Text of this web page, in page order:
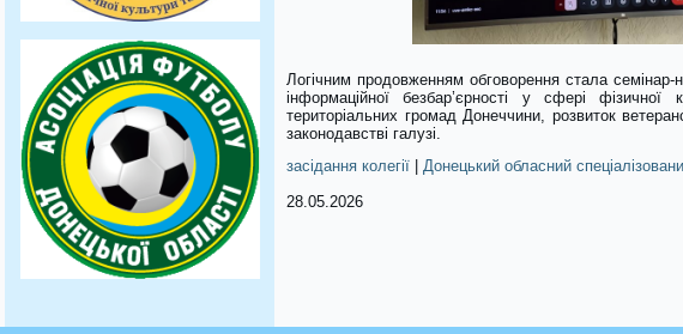
Логічним продовженням обговорення стала семінар-
інформаційної безбар’єрності у сфері
територіальних громад Донеччини, розвиток
законодавстві галузі.
засідання колегії
Донецький обласний
28.05.2026